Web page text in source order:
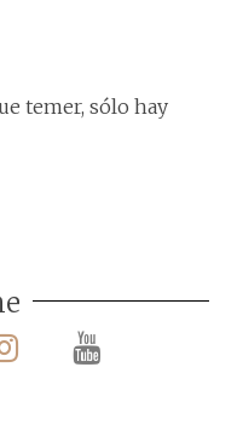
temer, sólo hay